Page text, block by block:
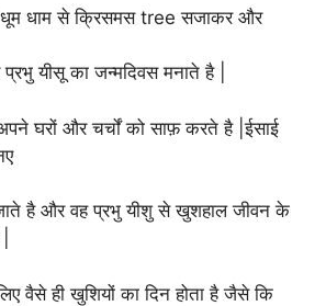
धूम धाम से क्रिसमस tree सजाकर और
यीसू का जन्मदिवस मनाते है |
घरों और चर्चों को साफ़ करते है |ईसाई
है और वह प्रभु यीशु से खुशहाल जीवन के
वैसे ही खुशियों का दिन होता है जैसे कि